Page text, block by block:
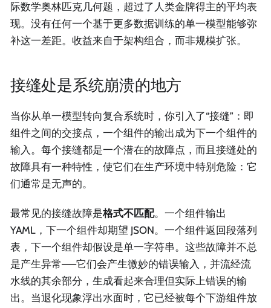
际数学奥林匹克几何题，超过了人类金牌得主的平均表
现。没有任何一个基于更多数据训练的单一模型能够弥
补这一差距。收益来自于架构组合，而非规模扩张。
接缝处是系统崩溃的地方
当你从单一模型转向复合系统时，你引入了“接缝”：即
组件之间的交接点，一个组件的输出成为下一个组件的
输入。每个接缝都是一个潜在的故障点，而且接缝处的
故障具有一种特性，使它们在生产环境中特别危险：它
们通常是无声的。
最常见的接缝故障是格式不匹配。一个组件输出
YAML，下一个组件却期望 JSON。一个组件返回段落列
表，下一个组件却假设是单一字符串。这些故障并不总
是产生异常——它们会产生微妙的错误输入，并流经流
水线的其余部分，生成看起来合理但实际上错误的输
出。当退化现象浮出水面时，它已经被每个下游组件放